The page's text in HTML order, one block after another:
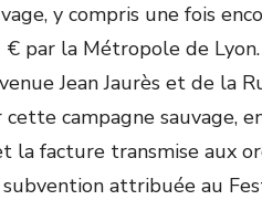
y compris une fois
par la Métropole de
Jean Jaurès et de la
campagne sauvage,
la facture transmise aux
attribuée au